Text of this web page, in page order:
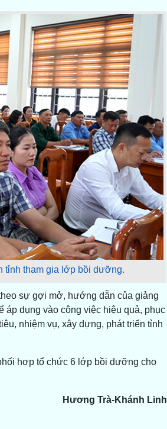
tỉnh tham gia lớp bồi dưỡng.
sự gợi mở, hướng dẫn của giảng
dụng vào công việc hiệu quả, phục
nhiệm vụ, xây dựng, phát triển tỉnh
hợp tổ chức 6 lớp bồi dưỡng cho
Hương Trà-Khánh Linh